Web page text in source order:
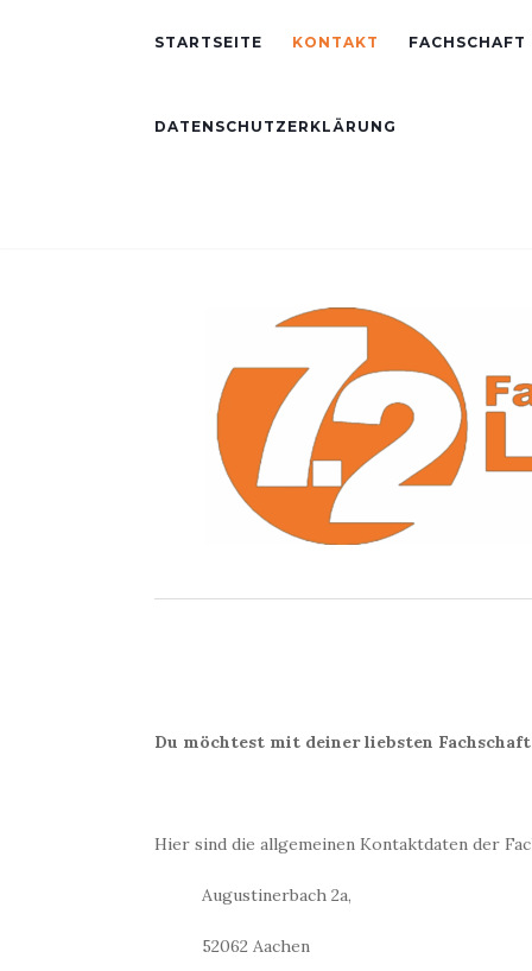
STARTSEITE KONTAKT FACHSCHAFT
DATENSCHUTZERKLÄRUNG
Du möchtest mit deiner liebsten
Hier sind die allgemeinen Kontaktdaten der
Augustinerbach 2a,
52062 Aachen